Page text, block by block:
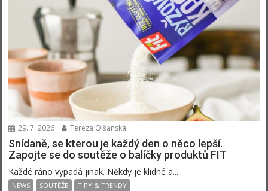
29. 7. 2026 Tereza Olšanská
Snídaně, se kterou je každý den o něco lepší.
Zapojte se do soutěže o balíčky produktů FIT
Každé ráno vypadá jinak. Někdy je klidné a...
NEWS SOUTĚŽE TIPY & TRENDY